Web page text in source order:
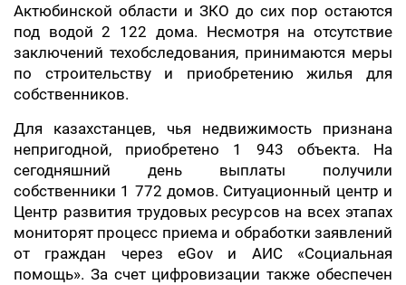
Актюбинской области и ЗКО до сих пор остаются
под водой 2 122 дома. Несмотря на отсутствие
заключений техобследования, принимаются меры
по строительству и приобретению жилья для
собственников.
Для казахстанцев, чья недвижимость признана
непригодной, приобретено 1 943 объекта. На
сегодняшний день выплаты получили
собственники 1 772 домов. Ситуационный центр и
Центр развития трудовых ресурсов на всех этапах
мониторят процесс приема и обработки заявлений
от граждан через eGov и АИС «Социальная
помощь». За счет цифровизации также обеспечен